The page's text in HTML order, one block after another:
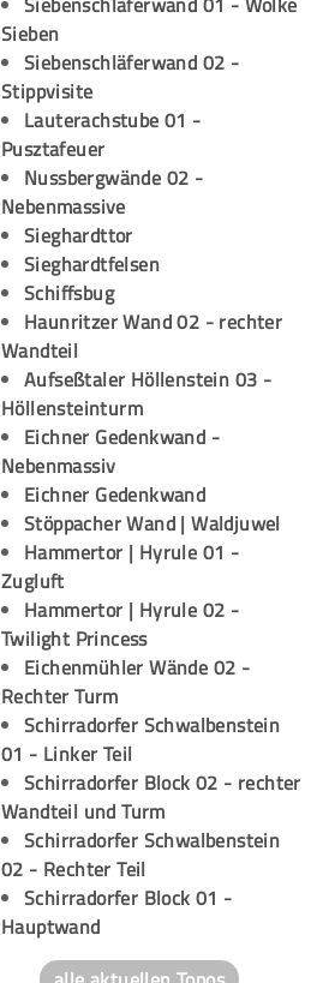
Sieben
Siebenschläferwand 02 -
Stippvisite
Lauterachstube 01 -
Pusztafeuer
Nussbergwände 02 -
Nebenmassive
Sieghardttor
Sieghardtfelsen
Schiffsbug
Haunritzer Wand 02 - rechter
Wandteil
Aufseßtaler Höllenstein 03 -
Höllensteinturm
Eichner Gedenkwand -
Nebenmassiv
Eichner Gedenkwand
Stöppacher Wand | Waldjuwel
Hammertor | Hyrule 01 -
Zugluft
Hammertor | Hyrule 02 -
Twilight Princess
Eichenmühler Wände 02 -
Rechter Turm
Schirradorfer Schwalbenstein
01 - Linker Teil
Schirradorfer Block 02 - rechter
Wandteil und Turm
Schirradorfer Schwalbenstein
02 - Rechter Teil
Schirradorfer Block 01 -
Hauptwand